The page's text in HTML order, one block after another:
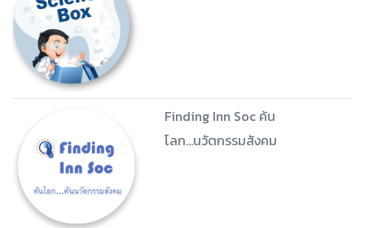
Finding Inn Soc ค้น
โลก...นวัตกรรมสังคม